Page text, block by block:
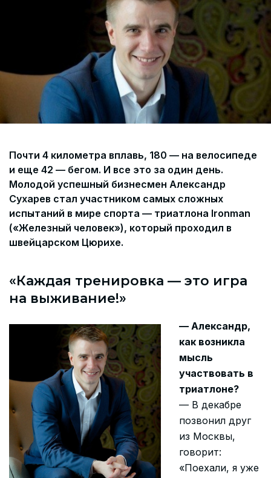
Почти 4 километра вплавь, 180 — на велосипеде
и еще 42 — бегом. И все это за один день.
Молодой успешный бизнесмен Александр
Сухарев стал участником самых сложных
испытаний в мире спорта — триатлона Ironman
(«Железный человек»), который проходил в
швейцарском Цюрихе.
«Каждая тренировка — это игра
на выживание!»
— Александр,
как возникла
мысль
участвовать в
триатлоне?
— В декабре
позвонил друг
из Москвы,
говорит:
«Поехали, я уже
Согласие на обработку персональных данных
СОГЛАСИЕ на получение рекламных сообщений и
информации Пользователя МИРА ID
Помощь
Политика и соглашение на обработку